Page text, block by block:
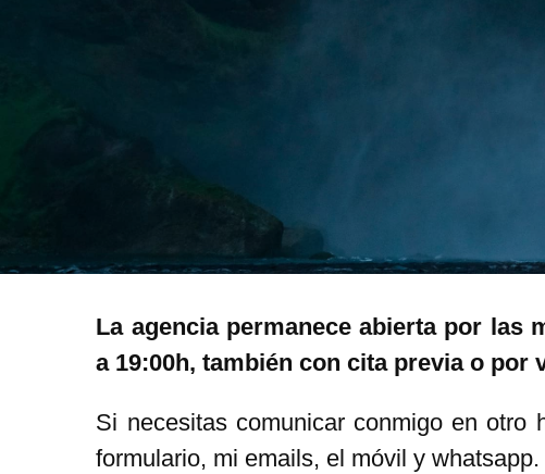
La agencia permanece abierta por las
a 19:00h, también con cita previa o por
Si necesitas comunicar conmigo en otro
formulario, mi emails, el móvil y whatsapp.